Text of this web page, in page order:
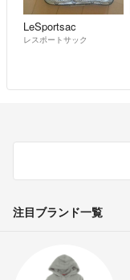
LeSportsac
レスポートサック
注目ブランド一覧